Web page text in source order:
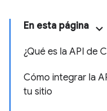
En esta página
¿Qué es la API de
Cómo integrar la
tu sitio